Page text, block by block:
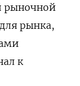
​рыночной
рынка,
к